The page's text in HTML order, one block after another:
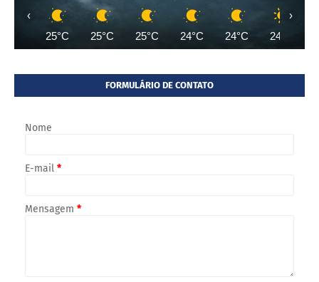
25°C 25°C 25°C 24°C 24°C 24°C
‹ ›
FORMULÁRIO DE CONTATO
Nome
E-mail *
Mensagem *